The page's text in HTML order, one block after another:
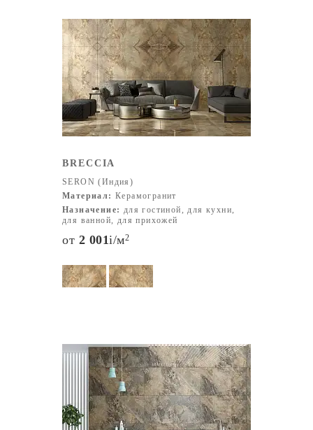
BRECCIA
SERON (Индия)
Материал: Керамогранит
Назначение: для гостиной, для кухни,
для ванной, для прихожей
от 2 001i/м2